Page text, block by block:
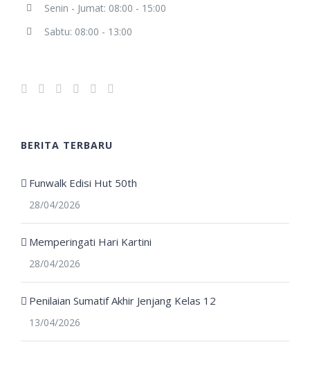
Senin - Jumat: 08:00 - 15:00
Sabtu: 08:00 - 13:00
BERITA TERBARU
Funwalk Edisi Hut 50th
28/04/2026
Memperingati Hari Kartini
28/04/2026
Penilaian Sumatif Akhir Jenjang Kelas 12
13/04/2026